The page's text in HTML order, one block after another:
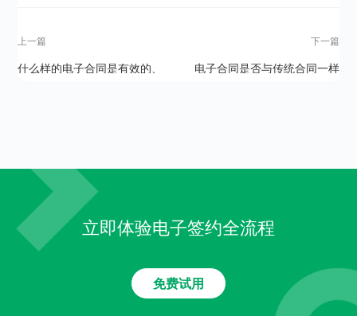
上一篇
什么样的电子合同是有效的、
下一篇
电子合同是否与传统合同一样
立即体验电子签约全流程
免费试用